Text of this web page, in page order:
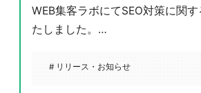
WEB集客ラボにてSEO対策に関
たしました。…
# リリース・お知らせ